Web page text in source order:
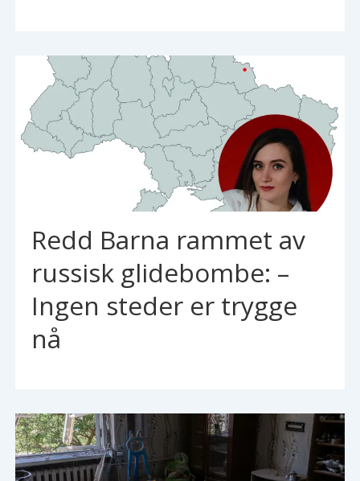
Redd Barna rammet av
russisk glidebombe: –
Ingen steder er trygge
nå